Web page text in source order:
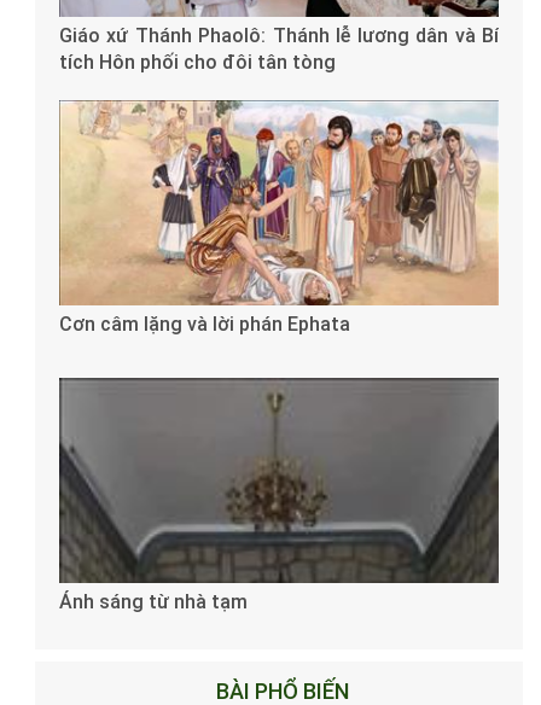
Giáo xứ Thánh Phaolô: Thánh lễ lương dân và Bí
tích Hôn phối cho đôi tân tòng
Cơn câm lặng và lời phán Ephata
Ánh sáng từ nhà tạm
BÀI PHỔ BIẾN